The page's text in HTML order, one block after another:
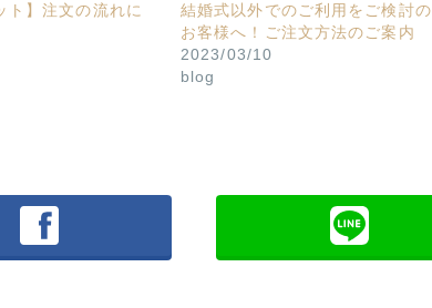
ト】注文の流れに
結婚式以外でのご利用をご検討の
お客様へ！ご注文方法のご案内
2023/03/10
blog